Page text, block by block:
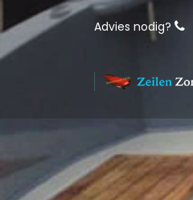
Advies nodig?